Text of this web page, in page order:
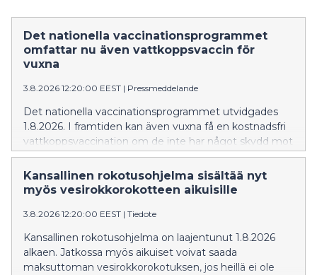
Det nationella vaccinationsprogrammet
omfattar nu även vattkoppsvaccin för
vuxna
3.8.2026 12:20:00 EEST | Pressmeddelande
Det nationella vaccinationsprogrammet utvidgades
1.8.2026. I framtiden kan även vuxna få en kostnadsfri
vattkoppsvaccination om de inte har något skydd mot
vattkoppor genom tidigare sjukdom eller vaccination.
Kansallinen rokotusohjelma sisältää nyt
myös vesirokkorokotteen aikuisille
3.8.2026 12:20:00 EEST | Tiedote
Kansallinen rokotusohjelma on laajentunut 1.8.2026
alkaen. Jatkossa myös aikuiset voivat saada
maksuttoman vesirokkorokotuksen, jos heillä ei ole